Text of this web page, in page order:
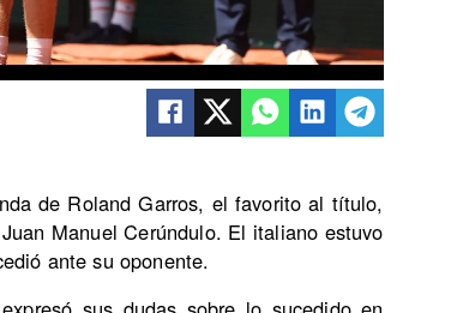
de Roland Garros, el favorito al título,
Manuel Cerúndulo. El italiano estuvo
ante su oponente.